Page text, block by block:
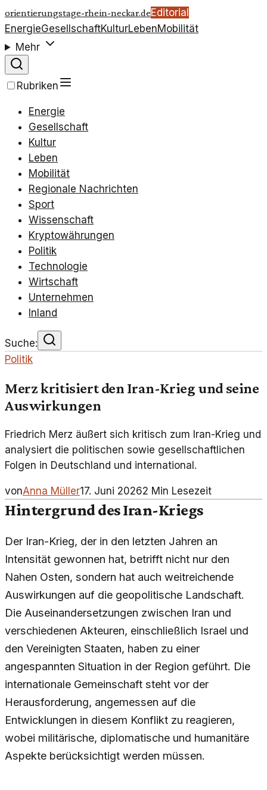
orientierungstage-rhein-neckar.deEditorial
EnergieGesellschaftKulturLebenMobilität
Mehr
Rubriken
Energie
Gesellschaft
Kultur
Leben
Mobilität
Regionale Nachrichten
Sport
Wissenschaft
Kryptowährungen
Politik
Technologie
Wirtschaft
Unternehmen
Inland
Suche:
Politik
Merz kritisiert den Iran-Krieg und seine
Auswirkungen
Friedrich Merz äußert sich kritisch zum Iran-Krieg und
analysiert die politischen sowie gesellschaftlichen
Folgen in Deutschland und international.
vonAnna Müller17. Juni 20262 Min Lesezeit
Hintergrund des Iran-Kriegs
Der Iran-Krieg, der in den letzten Jahren an
Intensität gewonnen hat, betrifft nicht nur den
Nahen Osten, sondern hat auch weitreichende
Auswirkungen auf die geopolitische Landschaft.
Die Auseinandersetzungen zwischen Iran und
verschiedenen Akteuren, einschließlich Israel und
den Vereinigten Staaten, haben zu einer
angespannten Situation in der Region geführt. Die
internationale Gemeinschaft steht vor der
Herausforderung, angemessen auf die
Entwicklungen in diesem Konflikt zu reagieren,
wobei militärische, diplomatische und humanitäre
Aspekte berücksichtigt werden müssen.